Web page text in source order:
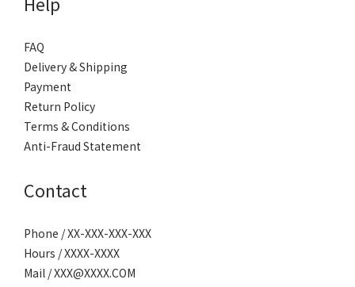
FAQ
Delivery & Shipping
Payment
Return Policy
Terms & Conditions
Anti-Fraud Statement
Contact
Phone / XX-XXX-XXX-XXX
Hours / XXXX-XXXX
Mail / XXX@XXXX.COM